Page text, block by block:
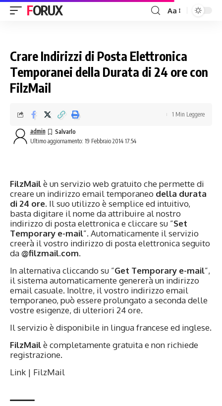
FORUX Aa
Crare Indirizzi di Posta Elettronica
Temporanei della Durata di 24 ore con
FilzMail
Ultimo aggiornamento: 19 Febbraio 2014 17:54
admin
1 Min Leggere
FilzMailè un servizio web gratuito che permette di
creare un indirizzo email temporaneo della durata
di 24 ore. Il suo utilizzo è semplice ed intuitivo,
basta digitare il nome da attribuire al nostro
indirizzo di posta elettronica e cliccare su ”Set
Temporary e-mail”. Automaticamente il servizio
creerà il vostro indirizzo di posta elettronica seguito
da@filzmail.com.
In alternativa cliccando su ”Get Temporary e-mail”,
il sistema automaticamente genererà un indirizzo
email casuale. Inoltre, il vostro indirizzo email
temporaneo, può essere prolungato a seconda delle
vostre esigenze, di ulteriori 24 ore.
Il servizio è disponibile in lingua francese ed inglese.
FilzMailè completamente gratuita e non richiede
registrazione.
Link | FilzMail